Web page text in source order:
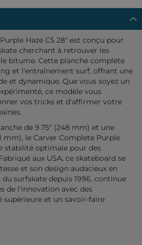
Haze C5 28" est conçu pour
cherchant à retrouver les
bitume. Cette planche complète
et l'entraînement surf, offrant une
et dynamique. Que vous soyez un
ce modèle vous
vos tricks et d'affirmer votre
de 9.75″ (248 mm) et une
mm), le Carver Complete Purple
stabilité optimale pour des
aux USA, ce skateboard se
et son design audacieux en
surfskate depuis 1996, continue
de l'innovation avec des
supérieure et un savoir-faire